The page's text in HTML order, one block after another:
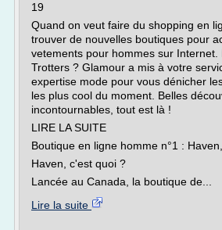
19
Quand on veut faire du shopping en
trouver de nouvelles boutiques pour
vetements pour hommes sur Internet.
Trotters ? Glamour a mis à votre
expertise mode pour vous dénicher
les plus cool du moment. Belles
incontournables, tout est là !
LIRE LA SUITE
Boutique en ligne homme n°1 :
Haven, c'est quoi ?
Lancée au Canada, la boutique de...
Lire la suite